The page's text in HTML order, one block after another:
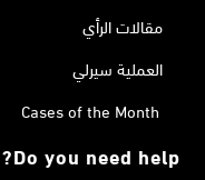
مقالات الرأي
العملية سيرلي
Cases of the Month
Do you need help?